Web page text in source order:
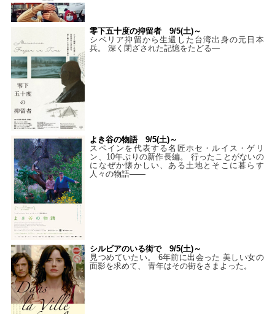
零下五十度の抑留者 9/5(土)～
シベリア抑留から生還した台湾出身の元日本
兵。 深く閉ざされた記憶をたどる—
よき谷の物語 9/5(土)～
スペインを代表する名匠ホセ・ルイス・ゲリ
ン、10年ぶりの新作長編。 行ったことがないの
になぜか懐かしい、ある土地とそこに暮らす
人々の物語――
シルビアのいる街で 9/5(土)～
見つめていたい。 6年前に出会った 美しい女の
面影を求めて、 青年はその街をさまよった。